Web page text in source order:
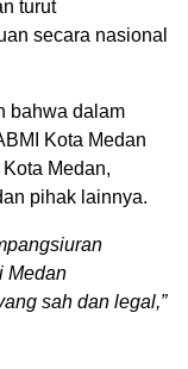
turut
secara nasional
bahwa dalam
Kota Medan
Medan,
pihak lainnya.
Medan
sah dan legal,”